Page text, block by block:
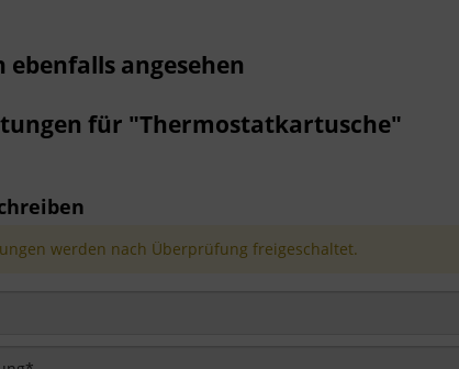
ebenfalls angesehen
für "Thermostatkartusche"
werden nach Überprüfung freigeschaltet.